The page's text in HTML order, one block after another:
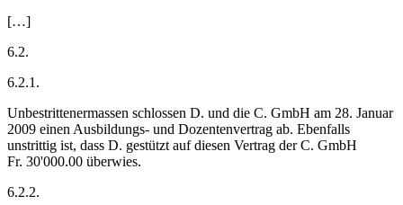
[…]
6.2.
6.2.1.
Unbestrittenermassen schlossen D. und die C. GmbH am 28. Januar
2009 einen Ausbildungs- und Dozentenvertrag ab. Ebenfalls
unstrittig ist, dass D. gestützt auf diesen Vertrag der C. GmbH
Fr. 30'000.00 überwies.
6.2.2.